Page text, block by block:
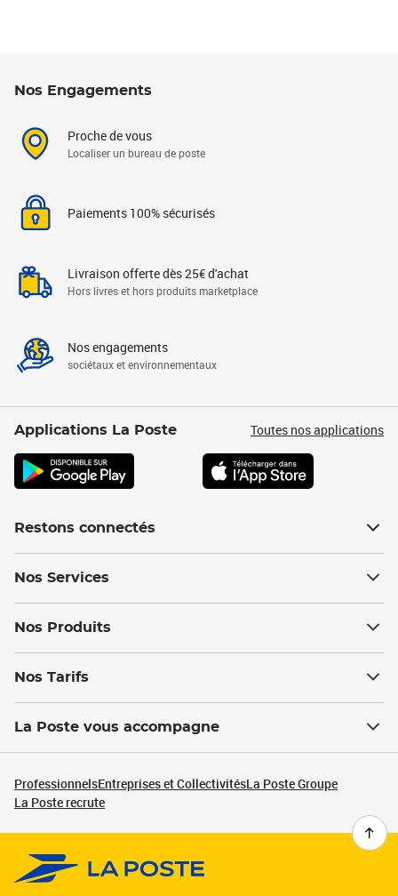
Nos Engagements
Proche de vous
Localiser un bureau de poste
Paiements 100% sécurisés
Livraison offerte dès 25€ d'achat
Hors livres et hors produits marketplace
Nos engagements
sociétaux et environnementaux
Applications La Poste Toutes nos applications
Restons connectés
Nos Services
Nos Produits
Nos Tarifs
La Poste vous accompagne
ProfessionnelsEntreprises et CollectivitésLa Poste Groupe
La Poste recrute